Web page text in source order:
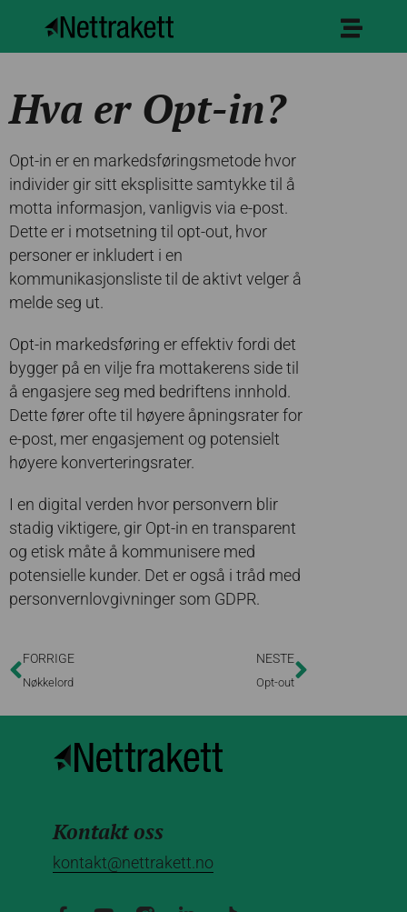
Hva er Opt-in?
Opt-in er en markedsføringsmetode hvor
individer gir sitt eksplisitte samtykke til å
motta informasjon, vanligvis via e-post.
Dette er i motsetning til opt-out, hvor
personer er inkludert i en
kommunikasjonsliste til de aktivt velger å
melde seg ut.
Opt-in markedsføring er effektiv fordi det
bygger på en vilje fra mottakerens side til
å engasjere seg med bedriftens innhold.
Dette fører ofte til høyere åpningsrater for
e-post, mer engasjement og potensielt
høyere konverteringsrater.
I en digital verden hvor personvern blir
stadig viktigere, gir Opt-in en transparent
og etisk måte å kommunisere med
potensielle kunder. Det er også i tråd med
personvernlovgivninger som GDPR.
FORRIGE
Nøkkelord
NESTE
Opt-out
Kontakt oss
kontakt@nettrakett.no